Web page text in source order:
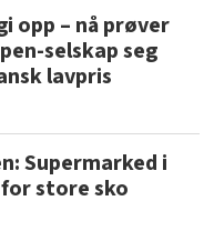
opp – nå prøver
selskap seg
lavpris
Supermarked i
store sko